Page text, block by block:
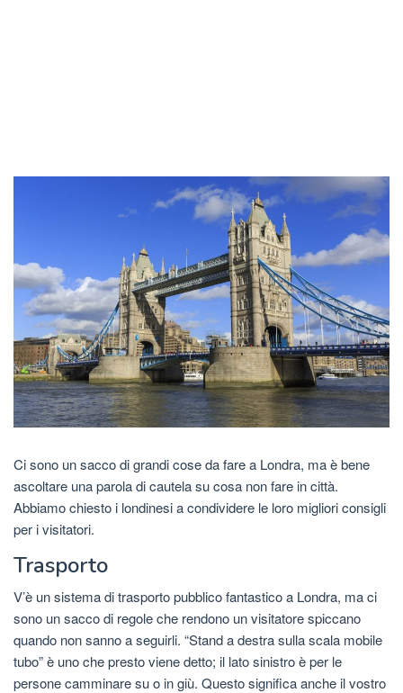
Ci sono un sacco di grandi cose da fare a Londra, ma è bene
ascoltare una parola di cautela su cosa non fare in città.
Abbiamo chiesto i londinesi a condividere le loro migliori consigli
per i visitatori.
Trasporto
V’è un sistema di trasporto pubblico fantastico a Londra, ma ci
sono un sacco di regole che rendono un visitatore spiccano
quando non sanno a seguirli. “Stand a destra sulla scala mobile
tubo” è uno che presto viene detto; il lato sinistro è per le
persone camminare su o in giù. Questo significa anche il vostro